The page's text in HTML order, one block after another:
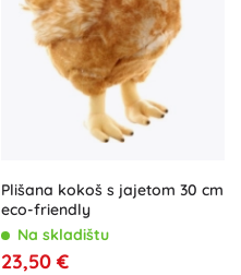
Plišana kokoš s jajetom 30 cm
eco-friendly
Na skladištu
23,50 €